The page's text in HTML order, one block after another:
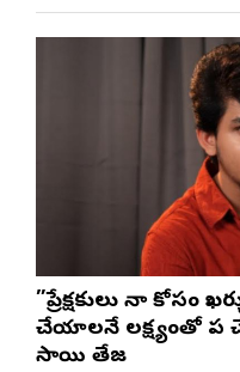
”ప్రేక్షకులు నా కోసం
చేయాలనే లక్ష్యంతో పని
సాయి తేజ